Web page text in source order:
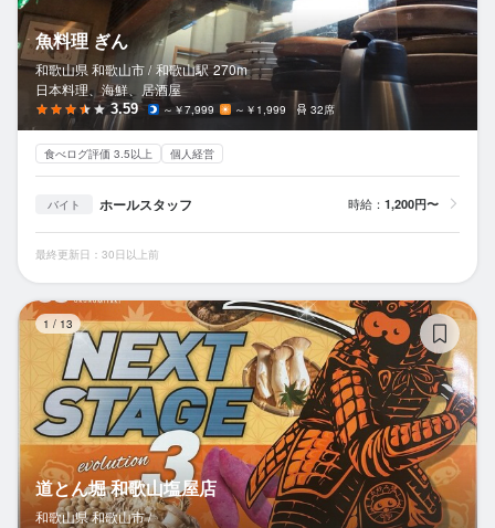
魚料理 ぎん
和歌山県 和歌山市 / 和歌山駅 270m
日本料理、海鮮、居酒屋
3.59 ～￥7,999 ～￥1,999 32席
食べログ評価 3.5以上 個人経営
バイト ホールスタッフ 時給： 1,200円〜
最終更新日：30日以上前
1 / 13
道とん堀 和歌山塩屋店
和歌山県 和歌山市 /